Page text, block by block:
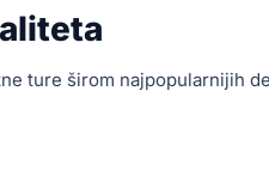
ture širom najpopularnijih